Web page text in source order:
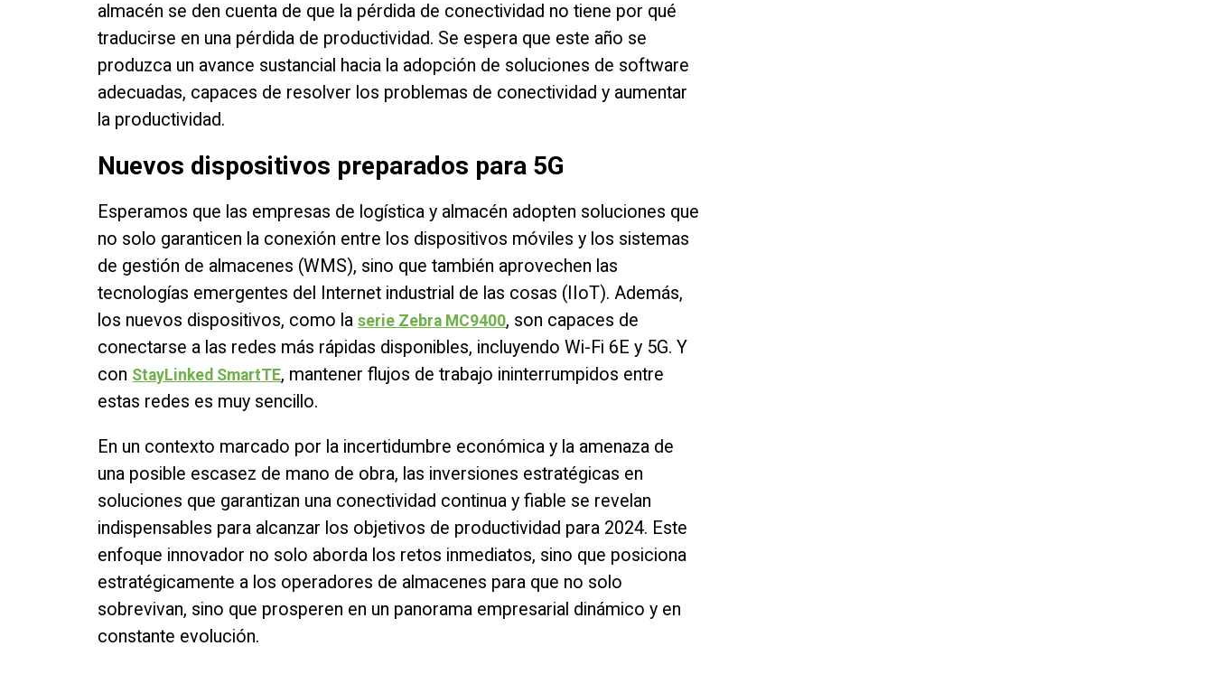
almacén se den cuenta de que la pérdida de conectividad no tiene por qué
traducirse en una pérdida de productividad. Se espera que este año se
produzca un avance sustancial hacia la adopción de soluciones de software
adecuadas, capaces de resolver los problemas de conectividad y aumentar
la productividad.
Nuevos dispositivos preparados para 5G
Esperamos que las empresas de logística y almacén adopten soluciones que
no solo garanticen la conexión entre los dispositivos móviles y los sistemas
de gestión de almacenes (WMS), sino que también aprovechen las
tecnologías emergentes del Internet industrial de las cosas (IIoT). Además,
los nuevos dispositivos, como laserie Zebra MC9400, son capaces de
conectarse a las redes más rápidas disponibles, incluyendo Wi-Fi 6E y 5G. Y
con StayLinked SmartTE, mantener flujos de trabajo ininterrumpidos entre
estas redes es muy sencillo.
En un contexto marcado por la incertidumbre económica y la amenaza de
una posible escasez de mano de obra, las inversiones estratégicas en
soluciones que garantizan una conectividad continua y fiable se revelan
indispensables para alcanzar los objetivos de productividad para 2024. Este
enfoque innovador no solo aborda los retos inmediatos, sino que posiciona
estratégicamente a los operadores de almacenes para que no solo
sobrevivan, sino que prosperen en un panorama empresarial dinámico y en
constante evolución.